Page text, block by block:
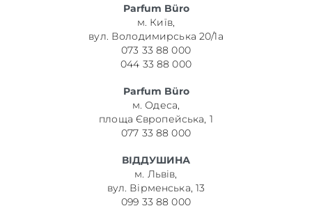
Parfum Büro
м. Київ,
вул. Володимирська 20/1а
073 33 88 000
044 33 88 000
Parfum Büro
м. Одеса,
площа Європейська, 1
077 33 88 000
ВІДДУШИНА
м. Львів,
вул. Вірменська, 13
099 33 88 000